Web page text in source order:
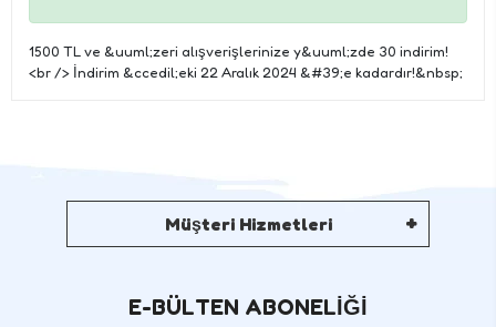
1500 TL ve &uuml;zeri alışverişlerinize y&uuml;zde 30 indirim!
<br /> İndirim &ccedil;eki 22 Aralık 2024 &#39;e kadardır!&nbsp;
Müşteri Hizmetleri
E-BÜLTEN ABONELİĞİ